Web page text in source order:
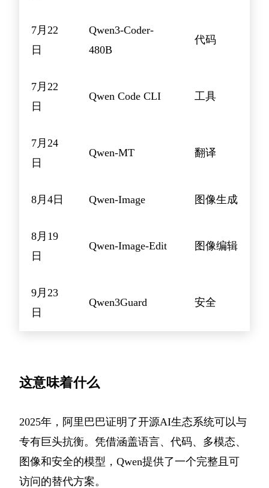
7月22
日
Qwen3-Coder-
480B
代码
7月22
日
Qwen Code CLI 工具
7月24
日
Qwen-MT 翻译
8月4日 Qwen-Image 图像生成
8月19
日
Qwen-Image-Edit 图像编辑
9月23
日
Qwen3Guard 安全
这意味着什么
2025年，阿里巴巴证明了开源AI生态系统可以与
专有巨头抗衡。凭借涵盖语言、代码、多模态、
图像和安全的模型，Qwen提供了一个完整且可
访问的替代方案。